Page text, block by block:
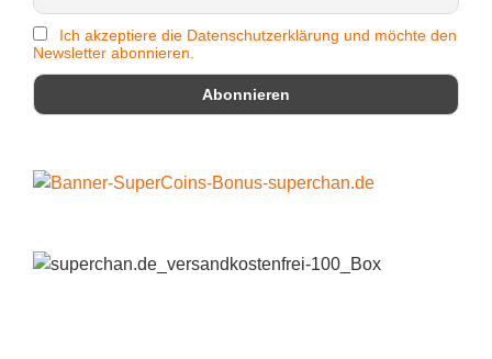
Ich akzeptiere die Datenschutzerklärung und möchte den
Newsletter abonnieren.